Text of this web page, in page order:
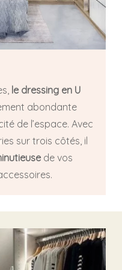
le dressing en U
abondante
de l’espace. Avec
sur trois côtés, il
de vos